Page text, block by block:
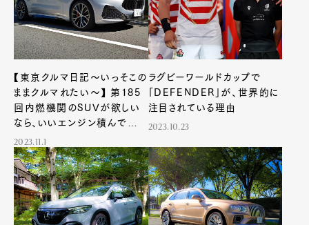
【東京クルマ日記〜いっそこの
ままクルマれたい〜】 第185
回内燃機関のSUVが欲しい
なら、いいエンジン積んで
る“おマセなSUV”はいかが？
2023.11.1
ラグビーワールドカップで
「DEFENDER」が、世界的に
注目されている理由
2023.10.23